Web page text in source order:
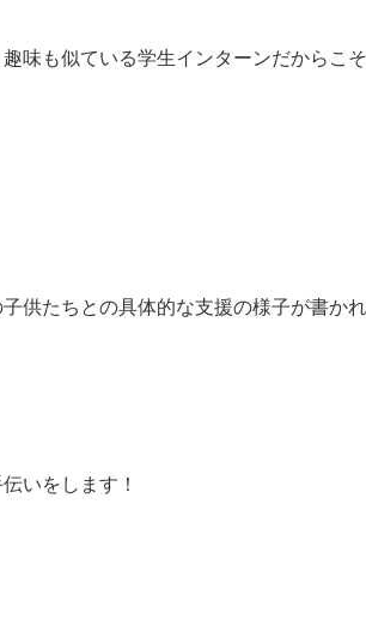
味も似ている学生インターンだからこ
供たちとの具体的な支援の様子が書か
いをします！